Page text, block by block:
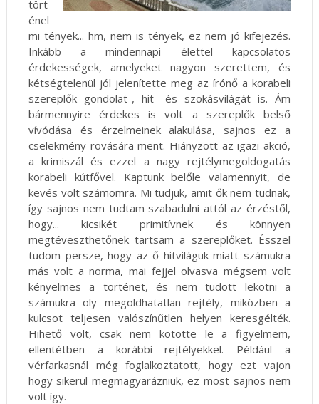
tört
énel
mi tények... hm, nem is tények, ez nem jó kifejezés.
Inkább a mindennapi élettel kapcsolatos
érdekességek, amelyeket nagyon szerettem, és
kétségtelenül jól jelenítette meg az írónő a korabeli
szereplők gondolat-, hit- és szokásvilágát is. Ám
bármennyire érdekes is volt a szereplők belső
vívódása és érzelmeinek alakulása, sajnos ez a
cselekmény rovására ment. Hiányzott az igazi akció,
a krimiszál és ezzel a nagy rejtélymegoldogatás
korabeli kútfővel. Kaptunk belőle valamennyit, de
kevés volt számomra. Mi tudjuk, amit ők nem tudnak,
így sajnos nem tudtam szabadulni attól az érzéstől,
hogy... kicsikét primitívnek és könnyen
megtéveszthetőnek tartsam a szereplőket. Ésszel
tudom persze, hogy az ő hitviláguk miatt számukra
más volt a norma, mai fejjel olvasva mégsem volt
kényelmes a történet, és nem tudott lekötni a
számukra oly megoldhatatlan rejtély, miközben a
kulcsot teljesen valószínűtlen helyen keresgélték.
Hihető volt, csak nem kötötte le a figyelmem,
ellentétben a korábbi rejtélyekkel. Például a
vérfarkasnál még foglalkoztatott, hogy ezt vajon
hogy sikerül megmagyarázniuk, ez most sajnos nem
volt így.